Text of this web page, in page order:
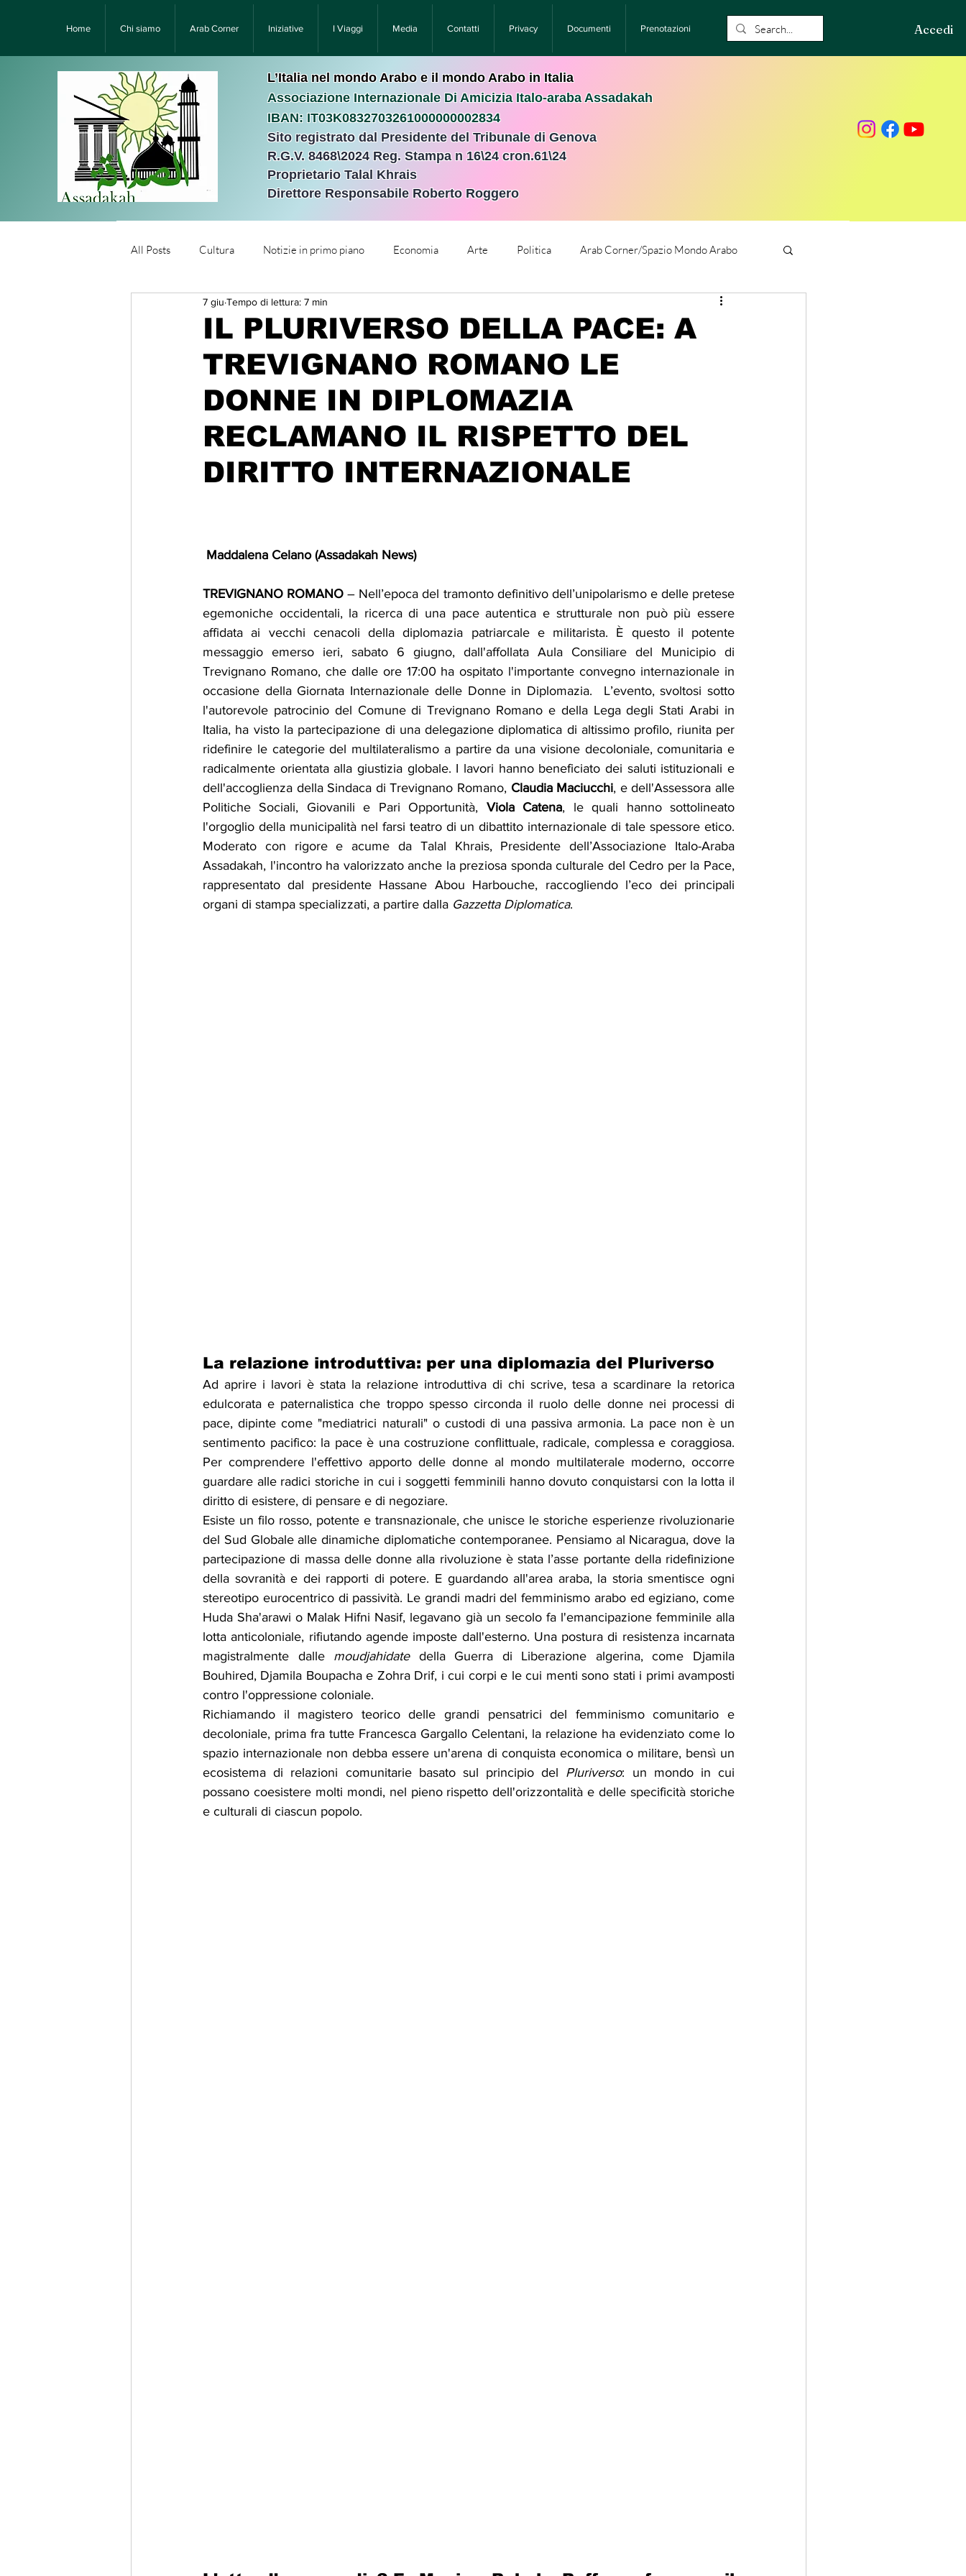
Home Chi siamo Arab Corner Iniziative I Viaggi Media Contatti Privacy Documenti Prenotazioni Accedi
L’Italia nel mondo Arabo e il mondo Arabo in Italia
Associazione Internazionale Di Amicizia Italo-araba Assadakah
IBAN: IT03K0832703261000000002834
Sito registrato dal Presidente del Tribunale di Genova
R.G.V. 8468\2024 Reg. Stampa n 16\24 cron.61\24 ​
Proprietario Talal Khrais
Direttore Responsabile Roberto Roggero
All Posts Cultura Notizie in primo piano Economia Arte Politica Arab Corner/Spazio Mondo Arabo
Նորություններ/Notizie Armene
Migrazione e Rifugiati Sport Solidarietà Archeologia Musica
Mostre Lega Araba
Relazioni Internazionali Conflitti e Pace Gastronomia
IL PLURIVERSO DELLA PACE: A
TREVIGNANO ROMANO LE
DONNE IN DIPLOMAZIA
RECLAMANO IL RISPETTO DEL
DIRITTO INTERNAZIONALE
7 giu Tempo di lettura: 7 min
Maddalena Celano (Assadakah News)
TREVIGNANO ROMANO – Nell’epoca del tramonto definitivo dell’unipolarismo e delle pretese
egemoniche occidentali, la ricerca di una pace autentica e strutturale non può più essere
affidata ai vecchi cenacoli della diplomazia patriarcale e militarista. È questo il potente
messaggio emerso ieri, sabato 6 giugno, dall'affollata Aula Consiliare del Municipio di
Trevignano Romano, che dalle ore 17:00 ha ospitato l'importante convegno internazionale in
occasione della Giornata Internazionale delle Donne in Diplomazia.  L’evento, svoltosi sotto
l'autorevole patrocinio del Comune di Trevignano Romano e della Lega degli Stati Arabi in
Italia, ha visto la partecipazione di una delegazione diplomatica di altissimo profilo, riunita per
ridefinire le categorie del multilateralismo a partire da una visione decoloniale, comunitaria e
radicalmente orientata alla giustizia globale. I lavori hanno beneficiato dei saluti istituzionali e
dell'accoglienza della Sindaca di Trevignano Romano, Claudia Maciucchi, e dell'Assessora alle
Politiche Sociali, Giovanili e Pari Opportunità, Viola Catena, le quali hanno sottolineato
l'orgoglio della municipalità nel farsi teatro di un dibattito internazionale di tale spessore etico.
Moderato con rigore e acume da Talal Khrais, Presidente dell’Associazione Italo-Araba
Assadakah, l'incontro ha valorizzato anche la preziosa sponda culturale del Cedro per la Pace,
rappresentato dal presidente Hassane Abou Harbouche, raccogliendo l’eco dei principali
organi di stampa specializzati, a partire dalla Gazzetta Diplomatica.
La relazione introduttiva: per una diplomazia del Pluriverso
Ad aprire i lavori è stata la relazione introduttiva di chi scrive, tesa a scardinare la retorica
edulcorata e paternalistica che troppo spesso circonda il ruolo delle donne nei processi di
pace, dipinte come "mediatrici naturali" o custodi di una passiva armonia. La pace non è un
sentimento pacifico: la pace è una costruzione conflittuale, radicale, complessa e coraggiosa.
Per comprendere l'effettivo apporto delle donne al mondo multilaterale moderno, occorre
guardare alle radici storiche in cui i soggetti femminili hanno dovuto conquistarsi con la lotta il
diritto di esistere, di pensare e di negoziare.
Esiste un filo rosso, potente e transnazionale, che unisce le storiche esperienze rivoluzionarie
del Sud Globale alle dinamiche diplomatiche contemporanee. Pensiamo al Nicaragua, dove la
partecipazione di massa delle donne alla rivoluzione è stata l’asse portante della ridefinizione
della sovranità e dei rapporti di potere. E guardando all'area araba, la storia smentisce ogni
stereotipo eurocentrico di passività. Le grandi madri del femminismo arabo ed egiziano, come
Huda Sha'arawi o Malak Hifni Nasif, legavano già un secolo fa l'emancipazione femminile alla
lotta anticoloniale, rifiutando agende imposte dall'esterno. Una postura di resistenza incarnata
magistralmente dalle moudjahidate della Guerra di Liberazione algerina, come Djamila
Bouhired, Djamila Boupacha e Zohra Drif, i cui corpi e le cui menti sono stati i primi avamposti
contro l'oppressione coloniale.
Richiamando il magistero teorico delle grandi pensatrici del femminismo comunitario e
decoloniale, prima fra tutte Francesca Gargallo Celentani, la relazione ha evidenziato come lo
spazio internazionale non debba essere un'arena di conquista economica o militare, bensì un
ecosistema di relazioni comunitarie basato sul principio del Pluriverso: un mondo in cui
possano coesistere molti mondi, nel pieno rispetto dell'orizzontalità e delle specificità storiche
e culturali di ciascun popolo.